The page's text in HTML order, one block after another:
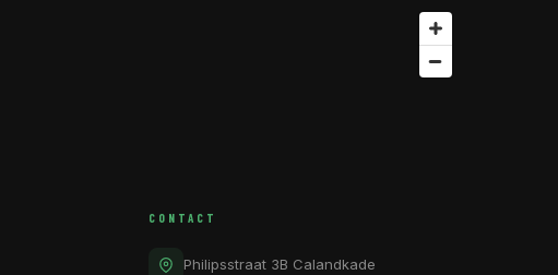
CONTACT
Philipsstraat 3B Calandkade